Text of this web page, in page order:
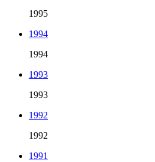
1995
1994
1994
1993
1993
1992
1992
1991